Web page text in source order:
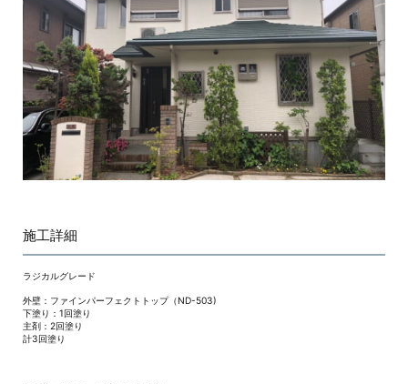
施工詳細
ラジカルグレード
外壁：ファインパーフェクトトップ（ND-503)
下塗り：1回塗り
主剤：2回塗り
計3回塗り